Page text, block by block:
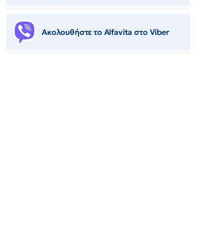
Ακολουθήστε το Αlfavita στο Viber